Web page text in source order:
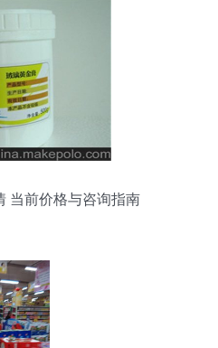
当前价格与咨询指南